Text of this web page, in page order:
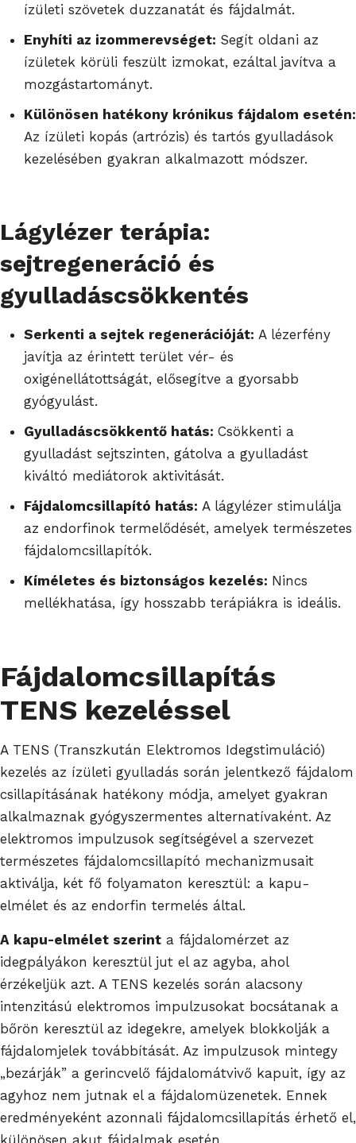
ízületi szövetek duzzanatát és fájdalmát.
Enyhíti az izommerevséget: Segít oldani az
ízületek körüli feszült izmokat, ezáltal javítva a
mozgástartományt.
Különösen hatékony krónikus fájdalom esetén:
Az ízületi kopás (artrózis) és tartós gyulladások
kezelésében gyakran alkalmazott módszer.
Lágylézer terápia:
sejtregeneráció és
gyulladáscsökkentés
Serkenti a sejtek regenerációját: A lézerfény
javítja az érintett terület vér- és
oxigénellátottságát, elősegítve a gyorsabb
gyógyulást.
Gyulladáscsökkentő hatás: Csökkenti a
gyulladást sejtszinten, gátolva a gyulladást
kiváltó mediátorok aktivitását.
Fájdalomcsillapító hatás: A lágylézer stimulálja
az endorfinok termelődését, amelyek természetes
fájdalomcsillapítók.
Kíméletes és biztonságos kezelés: Nincs
mellékhatása, így hosszabb terápiákra is ideális.
Fájdalomcsillapítás
TENS kezeléssel
A TENS (Transzkután Elektromos Idegstimuláció)
kezelés az ízületi gyulladás során jelentkező fájdalom
csillapításának hatékony módja, amelyet gyakran
alkalmaznak gyógyszermentes alternatívaként. Az
elektromos impulzusok segítségével a szervezet
természetes fájdalomcsillapító mechanizmusait
aktiválja, két fő folyamaton keresztül: a kapu-
elmélet és az endorfin termelés által.
A kapu-elmélet szerint a fájdalomérzet az
idegpályákon keresztül jut el az agyba, ahol
érzékeljük azt. A TENS kezelés során alacsony
intenzitású elektromos impulzusokat bocsátanak a
bőrön keresztül az idegekre, amelyek blokkolják a
fájdalomjelek továbbítását. Az impulzusok mintegy
„bezárják” a gerincvelő fájdalomátvivő kapuit, így az
agyhoz nem jutnak el a fájdalomüzenetek. Ennek
eredményeként azonnali fájdalomcsillapítás érhető el,
különösen akut fájdalmak esetén.